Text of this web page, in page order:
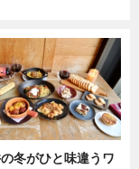
冬がひと味違うワ